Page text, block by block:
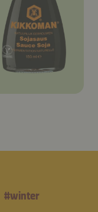
#winter